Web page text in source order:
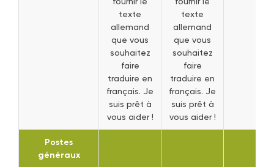
texte
allemand
que vous
souhaitez
faire
traduire en
français. Je
suis prêt à
vous aider !
texte
allemand
que vous
souhaitez
faire
traduire en
français. Je
suis prêt à
vous aider !
Postes
généraux